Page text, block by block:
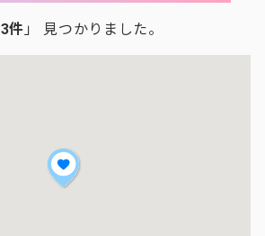
3件 」 見つかりました。